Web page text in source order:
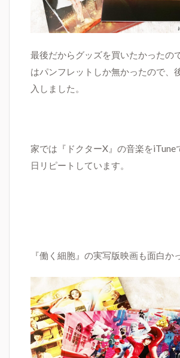
最後だからグッズを買いたかったの
はパンフレットしか無かったので、
入しました。
家では 『ドクターX 』の音楽をiTune
日リピートしています。
『働く細胞』の実写版映画も面白か